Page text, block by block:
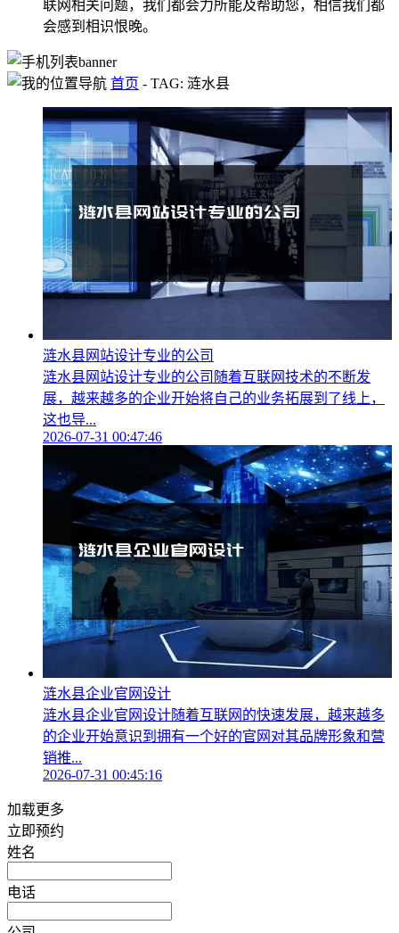
联网相关问题，我们都会力所能及帮助您，相信我们都
会感到相识恨晚。
首页 - TAG: 涟水县
涟水县网站设计专业的公司
涟水县网站设计专业的公司随着互联网技术的不断发
展，越来越多的企业开始将自己的业务拓展到了线上，
这也导...
2026-07-31 00:47:46
涟水县企业官网设计
涟水县企业官网设计随着互联网的快速发展，越来越多
的企业开始意识到拥有一个好的官网对其品牌形象和营
销推...
2026-07-31 00:45:16
加载更多
立即预约
姓名
电话